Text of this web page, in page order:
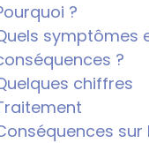
?
symptômes
?
chiffres